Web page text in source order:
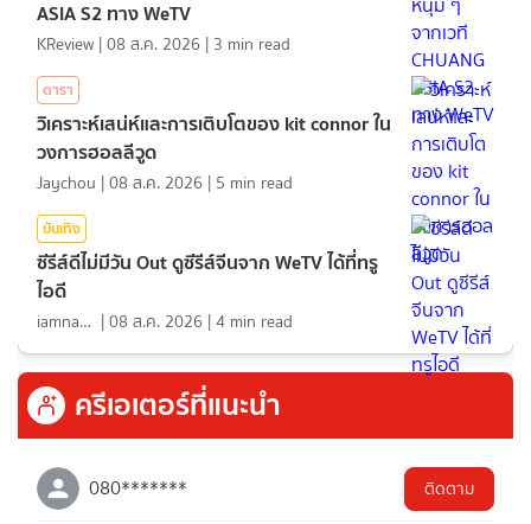
ASIA S2 ทาง WeTV
KReview |08 ส.ค. 2026 | 3 min read
ดารา
วิเคราะห์เสน่ห์และการเติบโตของ kit connor ใน
วงการฮอลลีวูด
Jaychou |08 ส.ค. 2026 | 5 min read
บันเทิง
ซีรีส์ดีไม่มีวัน Out ดูซีรีส์จีนจาก WeTV ได้ที่ทรู
ไอดี
iamnan23 |08 ส.ค. 2026 |4 min read
ครีเอเตอร์ที่แนะนำ
080******* ติดตาม